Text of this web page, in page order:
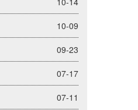
10-09
09-23
07-17
07-11